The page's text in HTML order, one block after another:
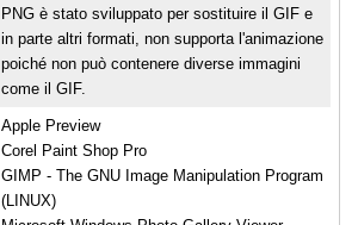
PNG è stato sviluppato per sostituire il GIF e
in parte altri formati, non supporta l'animazione
poiché non può contenere diverse immagini
come il GIF.
Apple Preview
Corel Paint Shop Pro
GIMP - The GNU Image Manipulation Program
(LINUX)